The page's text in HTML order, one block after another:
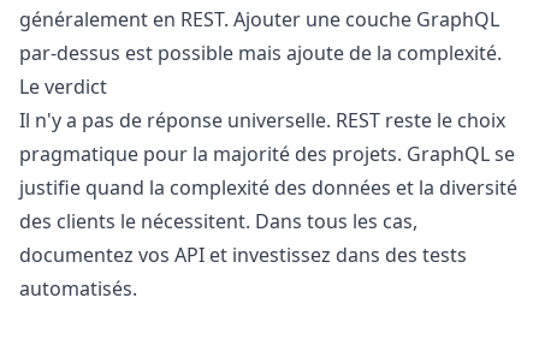
généralement en REST. Ajouter une couche GraphQL
par-dessus est possible mais ajoute de la complexité.
Le verdict
Il n'y a pas de réponse universelle. REST reste le choix
pragmatique pour la majorité des projets. GraphQL se
justifie quand la complexité des données et la diversité
des clients le nécessitent. Dans tous les cas,
documentez vos API et investissez dans des tests
automatisés.